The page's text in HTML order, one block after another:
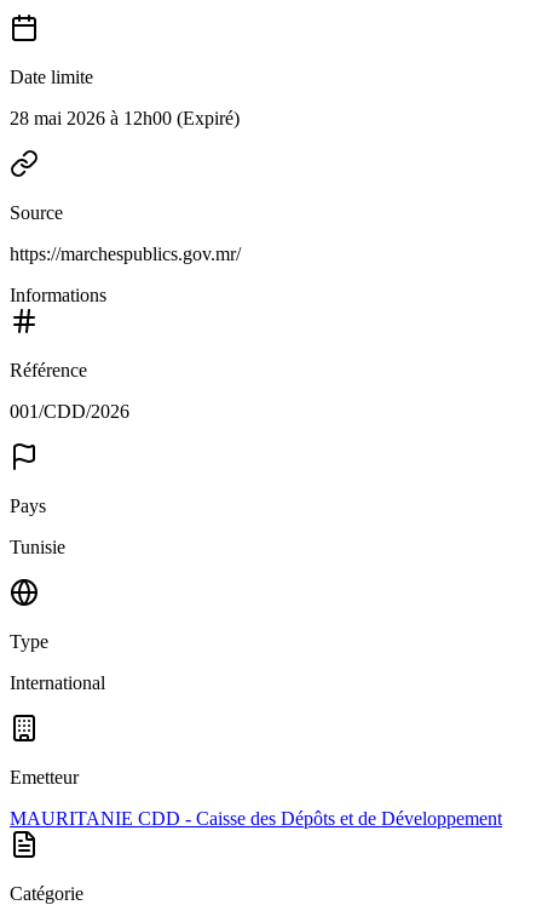
Date limite
28 mai 2026 à 12h00 (Expiré)
Source
https://marchespublics.gov.mr/
Informations
Référence
001/CDD/2026
Pays
Tunisie
Type
International
Emetteur
MAURITANIE CDD - Caisse des Dépôts et de Développement
Catégorie